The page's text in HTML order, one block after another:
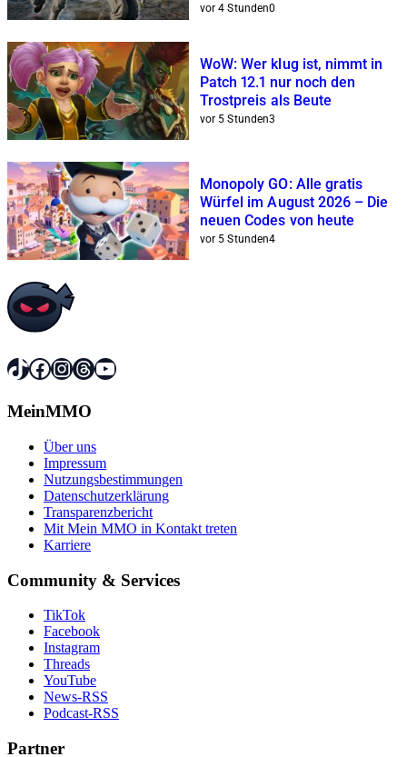
vor 4 Stunden0
WoW: Wer klug ist, nimmt in
Patch 12.1 nur noch den
Trostpreis als Beute
vor 5 Stunden3
Monopoly GO: Alle gratis
Würfel im August 2026 – Die
neuen Codes von heute
vor 5 Stunden4
TikTok
Facebook
Instagram
Threads
YouTube
MeinMMO
Über uns
Impressum
Nutzungsbestimmungen
Datenschutzerklärung
Transparenzbericht
Mit Mein MMO in Kontakt treten
Karriere
Community & Services
TikTok
Facebook
Instagram
Threads
YouTube
News-RSS
Podcast-RSS
Partner